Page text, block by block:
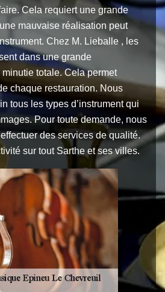
Cela requiert une grande
mauvaise réalisation peut
Chez M. Lieballe , les
dans une grande
totale. Cela permet
chaque restauration. Nous
tous les types d’instrument qui
Pour toute demande, nous
des services de qualité.
sur tout Sarthe et ses villes.